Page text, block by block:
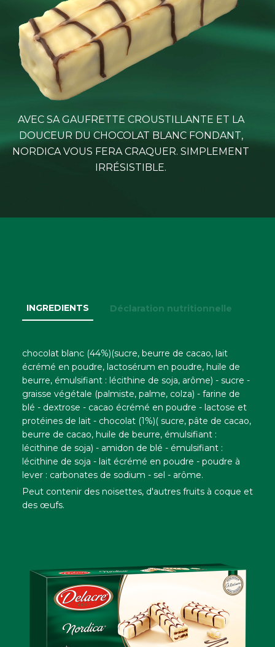
ACTUALITÉS
AVEC SA GAUFRETTE CROUSTILLANTE ET LA
DOUCEUR DU CHOCOLAT BLANC FONDANT,
NORDICA VOUS FERA CRAQUER. SIMPLEMENT
IRRÉSISTIBLE.
INGREDIENTS Déclaration nutritionnelle
chocolat blanc (44%)(sucre, beurre de cacao, lait
écrémé en poudre, lactosérum en poudre, huile de
beurre, émulsifiant : lécithine de soja, arôme) - sucre -
graisse végétale (palmiste, palme, colza) - farine de
blé - dextrose - cacao écrémé en poudre - lactose et
protéines de lait - chocolat (1%)( sucre, pâte de cacao,
beurre de cacao, huile de beurre, émulsifiant :
lécithine de soja) - amidon de blé - émulsifiant :
lécithine de soja - lait écrémé en poudre - poudre à
lever : carbonates de sodium - sel - arôme.
Peut contenir des noisettes, d'autres fruits à coque et
des œufs.